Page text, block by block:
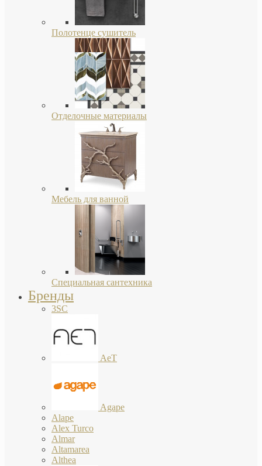
Полотенце сушитель
Отделочные материалы
Мебель для ванной
Специальная сантехника
Бренды
3SC
AeT
Agape
Alape
Alex Turco
Almar
Altamarea
Althea